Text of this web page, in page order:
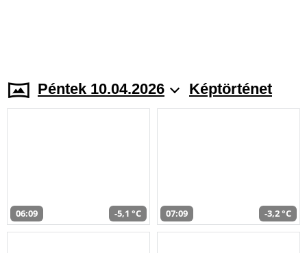
Péntek 10.04.2026 Képtörténet
06:09 -5,1 °C 07:09 -3,2 °C